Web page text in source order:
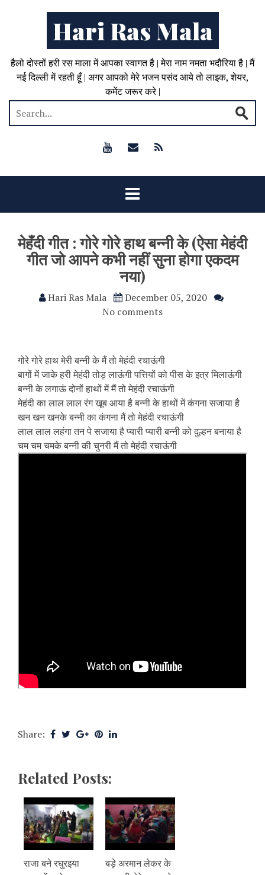
Hari Ras Mala
हैलो दोस्तों हरी रस माला में आपका स्वागत है | मेरा नाम नमता भदौरिया है | मैं
नई दिल्ली में रहती हूँ | अगर आपको मेरे भजन पसंद आये तो लाइक, शेयर,
कमेंट जरूर करे |
मेहँदी गीत : गोरे गोरे हाथ बन्नी के (ऐसा मेहंदी
गीत जो आपने कभी नहीं सुना होगा एकदम
नया)
Hari Ras Mala
December 05, 2020
No comments
गोरे गोरे हाथ मेरी बन्नी के मैं तो मेहंदी रचाऊंगी
बागों में जाके हरी मेहंदी तोड़ लाऊंगी पत्तियों को पीस के इत्र मिलाऊंगी
बन्नी के लगाऊं दोनों हाथों में मैं तो मेहंदी रचाऊंगी
मेहंदी का लाल लाल रंग खूब आया है बन्नी के हाथों में कंगना सजाया है
खन खन खनके बन्नी का कंगना मैं तो मेहंदी रचाऊंगी
लाल लाल लहंगा तन पे सजाया है प्यारी प्यारी बन्नी को दुल्हन बनाया है
चम चम चमके बन्नी की चुनरी मैं तो मेहंदी रचाऊंगी
Share:
Related Posts:
राजा बने रघुरइया
बड़े अरमान लेकर के